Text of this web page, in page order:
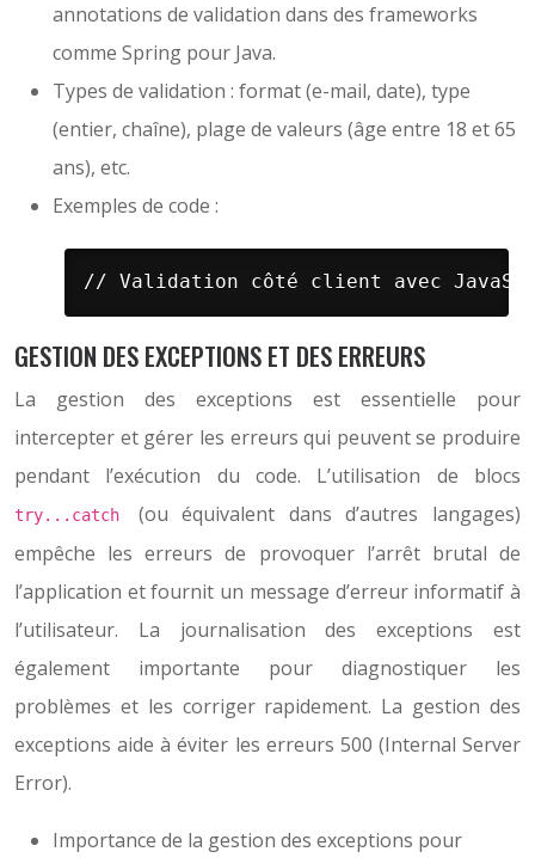
annotations de validation dans des frameworks
comme Spring pour Java.
Types de validation : format (e-mail, date), type
(entier, chaîne), plage de valeurs (âge entre 18 et 65
ans), etc.
Exemples de code :
// Validation côté client avec
GESTION DES EXCEPTIONS ET DES ERREURS
La gestion des exceptions est essentielle pour
intercepter et gérer les erreurs qui peuvent se produire
pendant l’exécution du code. L’utilisation de blocs
try...catch (ou équivalent dans d’autres langages)
empêche les erreurs de provoquer l’arrêt brutal de
l’application et fournit un message d’erreur informatif à
l’utilisateur. La journalisation des exceptions est
également importante pour diagnostiquer les
problèmes et les corriger rapidement. La gestion des
exceptions aide à éviter les erreurs 500 (Internal Server
Error).
Importance de la gestion des exceptions pour